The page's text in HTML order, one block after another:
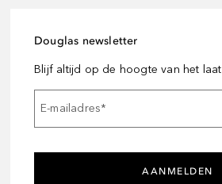
Douglas newsletter
Blijf altijd op de hoogte van het
E-mailadres*
AANMELDEN